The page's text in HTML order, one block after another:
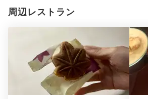
周辺レストラン